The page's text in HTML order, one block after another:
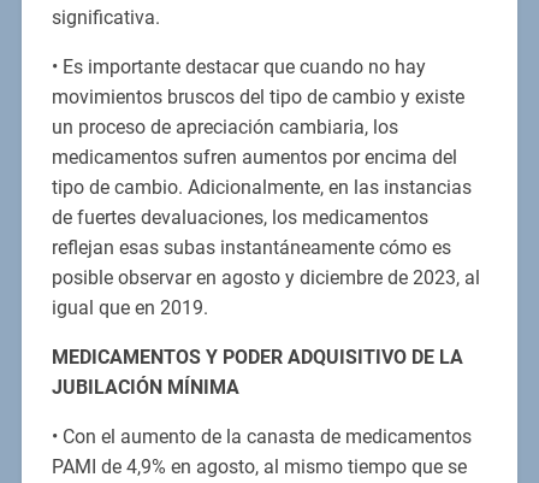
significativa.
• Es importante destacar que cuando no hay
movimientos bruscos del tipo de cambio y existe
un proceso de apreciación cambiaria, los
medicamentos sufren aumentos por encima del
tipo de cambio. Adicionalmente, en las instancias
de fuertes devaluaciones, los medicamentos
reflejan esas subas instantáneamente cómo es
posible observar en agosto y diciembre de 2023, al
igual que en 2019.
MEDICAMENTOS Y PODER ADQUISITIVO DE LA
JUBILACIÓN MÍNIMA
• Con el aumento de la canasta de medicamentos
PAMI de 4,9% en agosto, al mismo tiempo que se